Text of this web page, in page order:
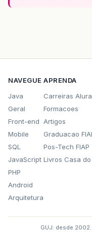
NAVEGUE
Java
Geral
Front-end
Mobile
SQL
JavaScript
PHP
Android
Arquitetura
APRENDA
Carreiras Alura
Formacoes
Artigos
Graduacao
Pos-Tech FIAP
Livros Casa
GUJ: desde 2002.